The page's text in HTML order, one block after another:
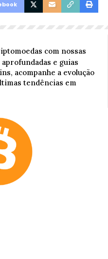
com nossas
e guias
acompanhe a evolução
tendências em